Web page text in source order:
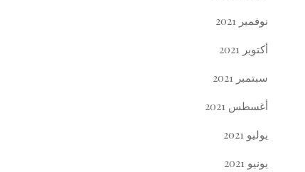
نوفمبر 2021
أكتوبر 2021
سبتمبر 2021
أغسطس 2021
يوليو 2021
يونيو 2021